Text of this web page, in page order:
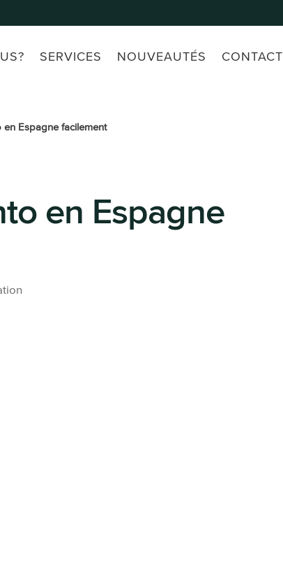
SERVICES NOUVEAUTÉS CONTACT
en Espagne facilement
en Espagne